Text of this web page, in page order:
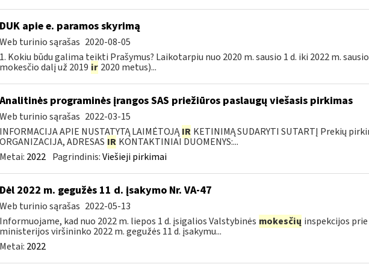
DUK apie e. paramos skyrimą
Web turinio sąrašas 2020-08-05
1. Kokiu būdu galima teikti Prašymus? Laikotarpiu nuo 2020 m. sausio 1 d. iki 2022 m.
mokesčio dalį už 2019 ir 2020 metus)...
Analitinės programinės įrangos SAS priežiūros paslaugų viešasis pirkimas
Web turinio sąrašas 2022-03-15
INFORMACIJA APIE NUSTATYTĄ LAIMĖTOJĄIR KETINIMĄ SUDARYTI SUTARTĮ Prekių
ORGANIZACIJA, ADRESAS IR KONTAKTINIAI DUOMENYS:...
Metai: 2022 Pagrindinis:Viešieji pirkimai
Dėl 2022 m. gegužės 11 d. įsakymo Nr. VA-47
Web turinio sąrašas 2022-05-13
Informuojame, kad nuo 2022 m. liepos 1 d. įsigalios Valstybinės mokesčių inspekcijos
ministerijos viršininko 2022 m. gegužės 11 d. įsakymu...
Metai: 2022